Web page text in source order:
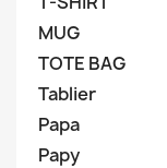
MUG
TOTE BAG
Tablier
Papa
Papy